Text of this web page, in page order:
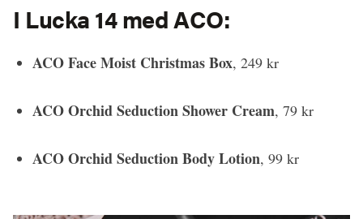
I Lucka 14 med ACO:
ACO Face Moist Christmas Box, 249 kr
ACO Orchid Seduction Shower Cream, 79 kr
ACO Orchid Seduction Body Lotion, 99 kr